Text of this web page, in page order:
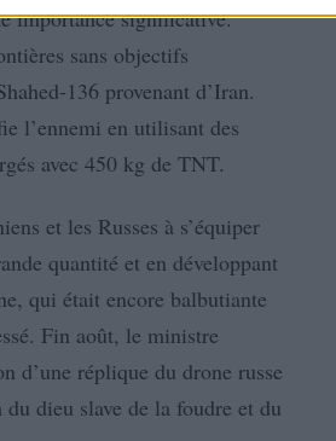
importance significative.
sans objectifs
136 provenant d’Iran.
l’ennemi en utilisant des
avec 450 kg de TNT.
et les Russes à s’équiper
quantité et en développant
qui était encore balbutiante
Fin août, le ministre
d’une réplique du drone russe
dieu slave de la foudre et du